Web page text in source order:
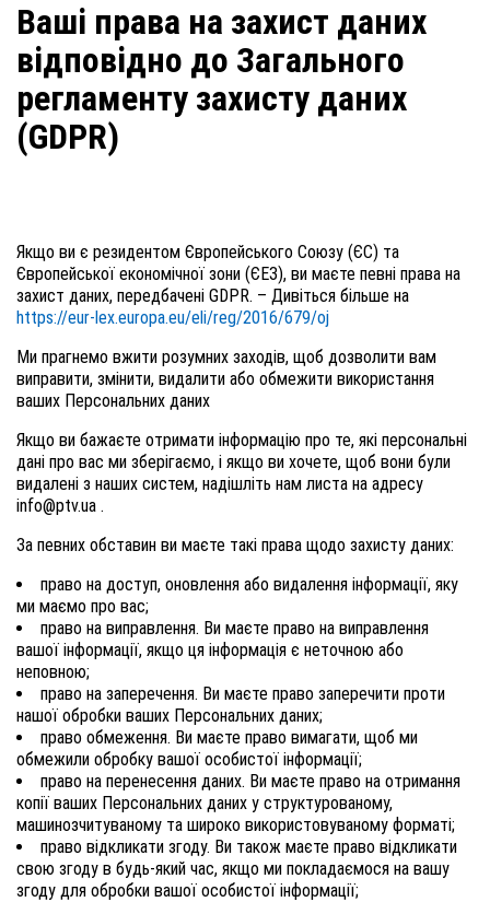
Ваші права на захист даних
відповідно до Загального
регламенту захисту даних
(GDPR)
Якщо ви є резидентом Європейського Союзу (ЄС) та
Європейської економічної зони (ЄЕЗ), ви маєте певні права на
захист даних, передбачені GDPR. – Дивіться більше на
https://eur-lex.europa.eu/eli/reg/2016/679/oj
Ми прагнемо вжити розумних заходів, щоб дозволити вам
виправити, змінити, видалити або обмежити використання
ваших Персональних даних
Якщо ви бажаєте отримати інформацію про те, які персональні
дані про вас ми зберігаємо, і якщо ви хочете, щоб вони були
видалені з наших систем, надішліть нам листа на адресу
info@ptv.ua .
За певних обставин ви маєте такі права щодо захисту даних:
право на доступ, оновлення або видалення інформації, яку
ми маємо про вас;
право на виправлення. Ви маєте право на виправлення
вашої інформації, якщо ця інформація є неточною або
неповною;
право на заперечення. Ви маєте право заперечити проти
нашої обробки ваших Персональних даних;
право обмеження. Ви маєте право вимагати, щоб ми
обмежили обробку вашої особистої інформації;
право на перенесення даних. Ви маєте право на отримання
копії ваших Персональних даних у структурованому,
машинозчитуваному та широко використовуваному форматі;
право відкликати згоду. Ви також маєте право відкликати
свою згоду в будь-який час, якщо ми покладаємося на вашу
згоду для обробки вашої особистої інформації;